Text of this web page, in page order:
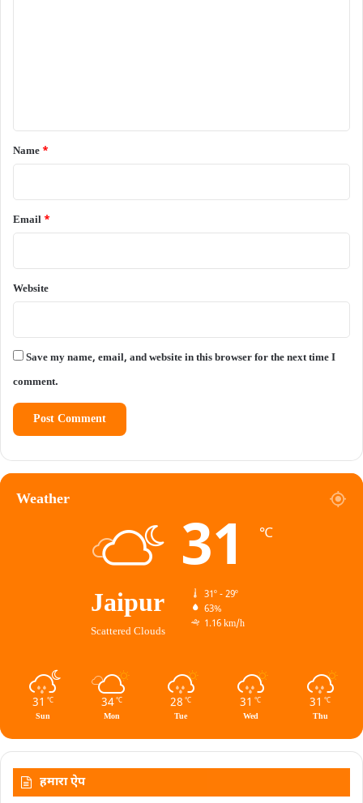
*
Name *
Email *
Website
Save my name, email, and website in this browser for the next time I
comment.
Weather
Jaipur
Scattered Clouds
31 ℃
31º - 29º
63%
1.16 km/h
31 ℃
Sun
34 ℃
Mon
28 ℃
Tue
31 ℃
Wed
31 ℃
Thu
हमारा ऐप